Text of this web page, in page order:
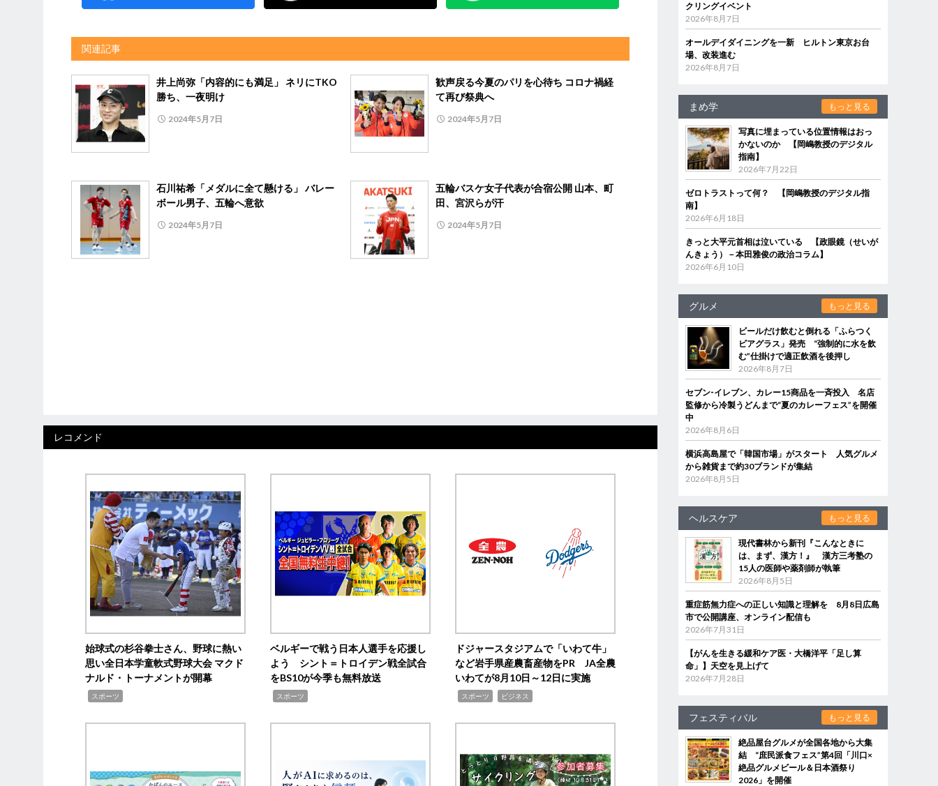
関連記事
井上尚弥「内容的にも満足」 ネリにTKO
勝ち、一夜明け
2024年5月7日
歓声戻る今夏のパリを心待ち コロナ禍経
て再び祭典へ
2024年5月7日
石川祐希「メダルに全て懸ける」 バレー
ボール男子、五輪へ意欲
2024年5月7日
五輪バスケ女子代表が合宿公開 山本、町
田、宮沢らが汗
2024年5月7日
レコメンド
始球式の杉谷拳士さん、野球に熱い
思い全日本学童軟式野球大会 マクド
ナルド・トーナメントが開幕
スポーツ
ベルギーで戦う日本人選手を応援し
よう シント＝トロイデン戦全試合
をBS10が今季も無料放送
スポーツ
ドジャースタジアムで「いわて牛」
など岩手県産農畜産物をPR JA全農
いわてが8月10日～12日に実施
スポーツ ビジネス
クリングイベント
2026年8月7日
オールデイダイニングを一新 ヒルトン東京お台
場、改装進む
2026年8月7日
まめ学 もっと見る
写真に埋まっている位置情報はおっ
かないのか 【岡嶋教授のデジタル
指南】
2026年7月22日
ゼロトラストって何？ 【岡嶋教授のデジタル指
南】
2026年6月18日
きっと大平元首相は泣いている 【政眼鏡（せいが
んきょう）－本田雅俊の政治コラム】
2026年6月10日
グルメ もっと見る
ビールだけ飲むと倒れる「ふらつく
ビアグラス」発売 “強制的に水を飲
む”仕掛けで適正飲酒を後押し
2026年8月7日
セブン‐イレブン、カレー15商品を一斉投入 名店
監修から冷製うどんまで“夏のカレーフェス”を開催
中
2026年8月6日
横浜高島屋で「韓国市場」がスタート 人気グルメ
から雑貨まで約30ブランドが集結
2026年8月5日
ヘルスケア もっと見る
現代書林から新刊『こんなときに
は、まず、漢方！』 漢方三考塾の
15人の医師や薬剤師が執筆
2026年8月5日
重症筋無力症への正しい知識と理解を 8月8日広島
市で公開講座、オンライン配信も
2026年7月31日
【がんを生きる緩和ケア医・大橋洋平「足し算
命」】天空を見上げて
2026年7月28日
フェスティバル もっと見る
絶品屋台グルメが全国各地から大集
結 “庶民派食フェス”第4回「川口×
絶品グルメビール＆日本酒祭り
2026」を開催